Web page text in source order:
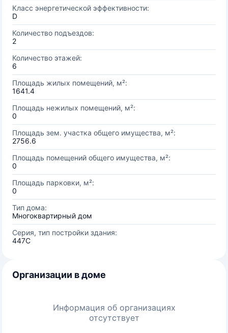
Класс энергетической эффективности:
D
Количество подъездов:
2
Количество этажей:
6
Площадь жилых помещений, м²:
1641.4
Площадь нежилых помещений, м²:
0
Площадь зем. участка общего имущества, м²:
2756.6
Площадь помещений общего имущества, м²:
0
Площадь парковки, м²:
0
Тип дома:
Многоквартирный дом
Серия, тип постройки здания:
447C
Организации в доме
Информация об организациях
отсутствует